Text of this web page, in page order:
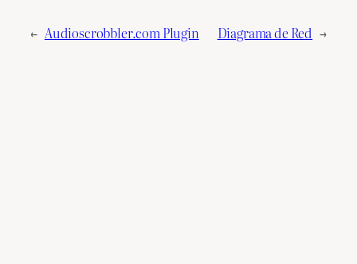
← Audioscrobbler.com Plugin Diagrama de Red →